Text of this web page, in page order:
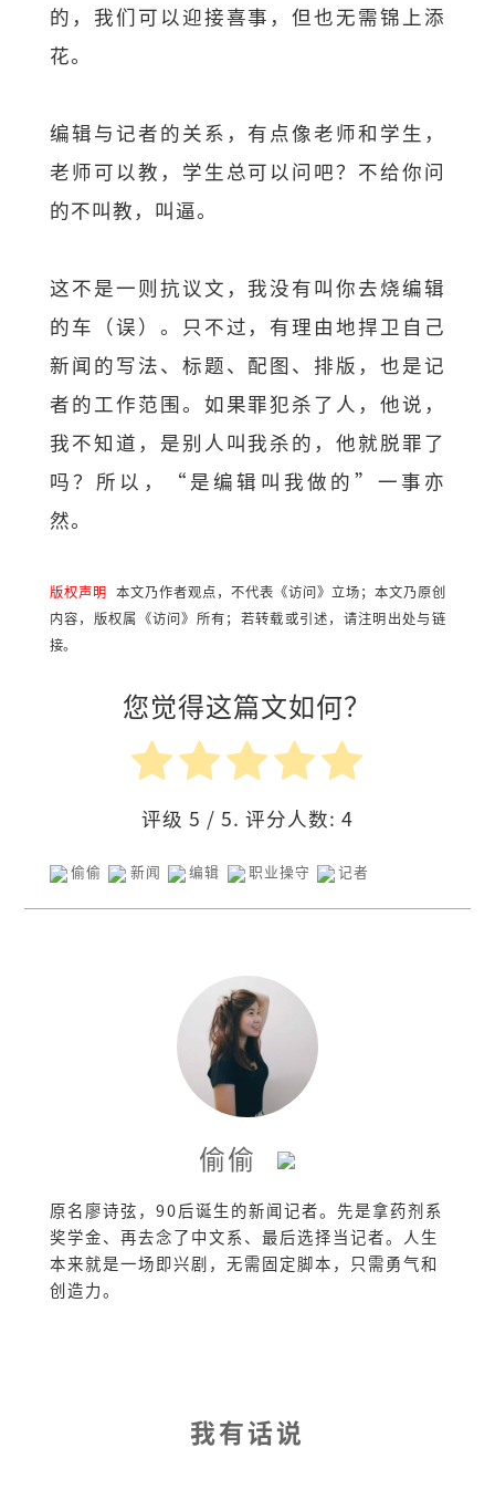
的，我们可以迎接喜事，但也无需锦上添
花。
编辑与记者的关系，有点像老师和学生，
老师可以教，学生总可以问吧？不给你问
的不叫教，叫逼。
这不是一则抗议文，我没有叫你去烧编辑
的车（误）。只不过，有理由地捍卫自己
新闻的写法、标题、配图、排版，也是记
者的工作范围。如果罪犯杀了人，他说，
我不知道，是别人叫我杀的，他就脱罪了
吗？所以，“是编辑叫我做的”一事亦
然。
版权声明 本文乃作者观点，不代表《访问》立场；本文乃原创
内容，版权属《访问》所有；若转载或引述，请注明出处与链
接。
您觉得这篇文如何？
评级 5 / 5. 评分人数: 4
偷偷 新闻 编辑 职业操守 记者
偷偷
原名廖诗弦，90后诞生的新闻记者。先是拿药剂系
奖学金、再去念了中文系、最后选择当记者。人生
本来就是一场即兴剧，无需固定脚本，只需勇气和
创造力。
我有话说